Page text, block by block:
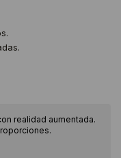
realidad aumentada.